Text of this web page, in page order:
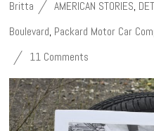
Britta AMERICAN STORIES,
Boulevard, Packard Motor Car
11 Comments